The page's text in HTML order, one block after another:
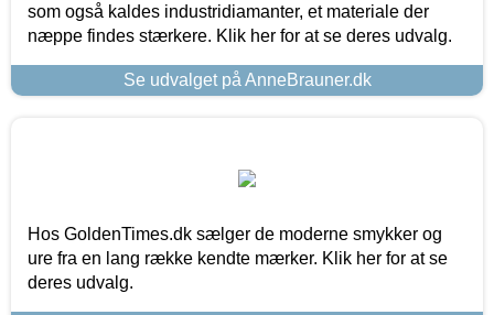
som også kaldes industridiamanter, et materiale der
næppe findes stærkere. Klik her for at se deres udvalg.
Se udvalget på AnneBrauner.dk
Hos GoldenTimes.dk sælger de moderne smykker og
ure fra en lang række kendte mærker. Klik her for at se
deres udvalg.